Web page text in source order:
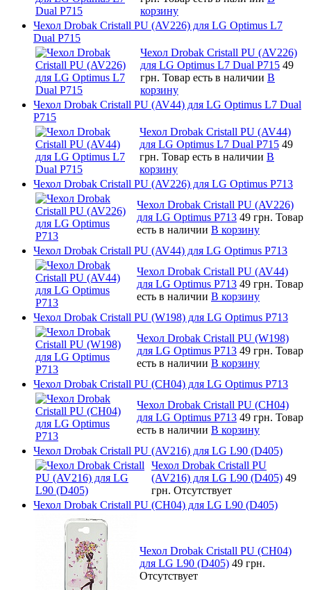
корзину
Чехол Drobak Cristall PU (AV226) для LG Optimus L7
Dual P715
Чехол Drobak Cristall PU (AV226)
для LG Optimus L7 Dual P715 49
грн. Товар есть в наличии В
корзину
Чехол Drobak Cristall PU (AV44) для LG Optimus L7 Dual
P715
Чехол Drobak Cristall PU (AV44)
для LG Optimus L7 Dual P715 49
грн. Товар есть в наличии В
корзину
Чехол Drobak Cristall PU (AV226) для LG Optimus P713
Чехол Drobak Cristall PU (AV226)
для LG Optimus P713 49 грн. Товар
есть в наличии В корзину
Чехол Drobak Cristall PU (AV44) для LG Optimus P713
Чехол Drobak Cristall PU (AV44)
для LG Optimus P713 49 грн. Товар
есть в наличии В корзину
Чехол Drobak Cristall PU (W198) для LG Optimus P713
Чехол Drobak Cristall PU (W198)
для LG Optimus P713 49 грн. Товар
есть в наличии В корзину
Чехол Drobak Cristall PU (CH04) для LG Optimus P713
Чехол Drobak Cristall PU (CH04)
для LG Optimus P713 49 грн. Товар
есть в наличии В корзину
Чехол Drobak Cristall PU (AV216) для LG L90 (D405)
Чехол Drobak Cristall PU
(AV216) для LG L90 (D405) 49
грн. Отсутствует
Чехол Drobak Cristall PU (CH04) для LG L90 (D405)
Чехол Drobak Cristall PU (CH04)
для LG L90 (D405) 49 грн.
Отсутствует